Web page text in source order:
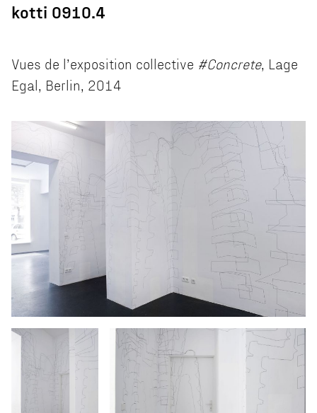
kotti 0910.4
Vues de l’exposition collective #Concrete, Lage
Egal, Berlin, 2014